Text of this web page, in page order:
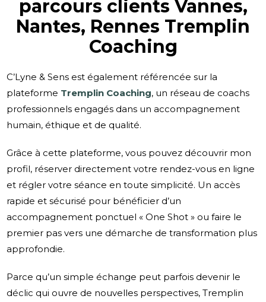
parcours clients Vannes,
Nantes, Rennes Tremplin
Coaching
C’Lyne & Sens est également référencée sur la
plateforme Tremplin Coaching, un réseau de coachs
professionnels engagés dans un accompagnement
humain, éthique et de qualité.
Grâce à cette plateforme, vous pouvez découvrir mon
profil, réserver directement votre rendez-vous en ligne
et régler votre séance en toute simplicité. Un accès
rapide et sécurisé pour bénéficier d’un
accompagnement ponctuel « One Shot » ou faire le
premier pas vers une démarche de transformation plus
approfondie.
Parce qu’un simple échange peut parfois devenir le
déclic qui ouvre de nouvelles perspectives, Tremplin